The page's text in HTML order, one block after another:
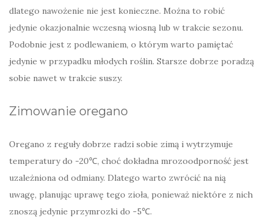
dlatego nawożenie nie jest konieczne. Można to robić
jedynie okazjonalnie wczesną wiosną lub w trakcie sezonu.
Podobnie jest z podlewaniem, o którym warto pamiętać
jedynie w przypadku młodych roślin. Starsze dobrze poradzą
sobie nawet w trakcie suszy.
Zimowanie oregano
Oregano z reguły dobrze radzi sobie zimą i wytrzymuje
temperatury do -20℃, choć dokładna mrozoodporność jest
uzależniona od odmiany. Dlatego warto zwrócić na nią
uwagę, planując uprawę tego zioła, ponieważ niektóre z nich
znoszą jedynie przymrozki do -5℃.